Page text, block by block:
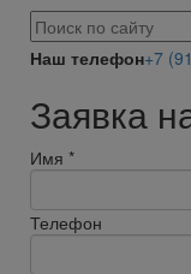
Наш телефон+7
Заявка
Имя *
Телефон